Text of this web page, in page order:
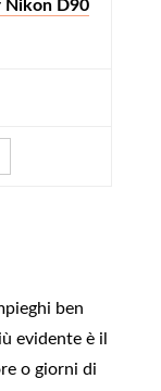
Nikon D90
ben
evidente è il
o giorni di